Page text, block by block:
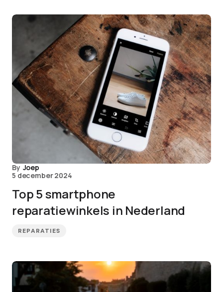
By Joep
5 december 2024
Top 5 smartphone
reparatiewinkels in Nederland
REPARATIES